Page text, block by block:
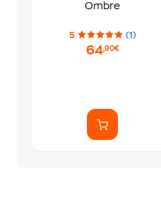
Ombre
5 (1)
64,90€